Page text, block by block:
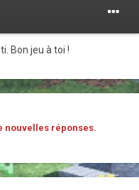
Bon jeu à toi !
nouvelles réponses.